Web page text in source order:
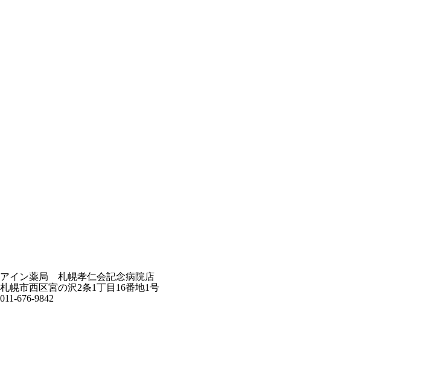
アイン薬局 札幌孝仁会記念病院店
札幌市西区宮の沢2条1丁目16番地1号
011-676-9842